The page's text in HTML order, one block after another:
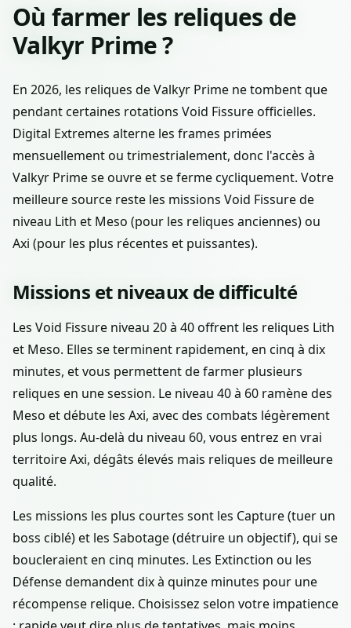
Où farmer les reliques de
Valkyr Prime ?
En 2026, les reliques de Valkyr Prime ne tombent que
pendant certaines rotations Void Fissure officielles.
Digital Extremes alterne les frames primées
mensuellement ou trimestrialement, donc l'accès à
Valkyr Prime se ouvre et se ferme cycliquement. Votre
meilleure source reste les missions Void Fissure de
niveau Lith et Meso (pour les reliques anciennes) ou
Axi (pour les plus récentes et puissantes).
Missions et niveaux de difficulté
Les Void Fissure niveau 20 à 40 offrent les reliques Lith
et Meso. Elles se terminent rapidement, en cinq à dix
minutes, et vous permettent de farmer plusieurs
reliques en une session. Le niveau 40 à 60 ramène des
Meso et débute les Axi, avec des combats légèrement
plus longs. Au-delà du niveau 60, vous entrez en vrai
territoire Axi, dégâts élevés mais reliques de meilleure
qualité.
Les missions les plus courtes sont les Capture (tuer un
boss ciblé) et les Sabotage (détruire un objectif), qui se
boucleraient en cinq minutes. Les Extinction ou les
Défense demandent dix à quinze minutes pour une
récompense relique. Choisissez selon votre impatience